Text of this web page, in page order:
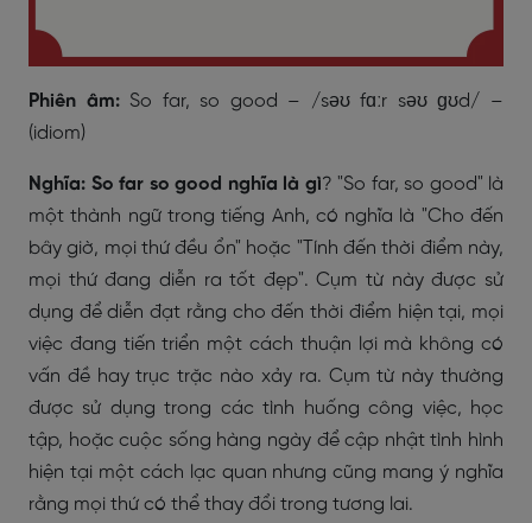
Phiên âm:So far, so good – /səʊ fɑːr səʊ ɡʊd/ –
(idiom)
Nghĩa: So far so good nghĩa là gì? "So far, so good" là
một thành ngữ trong tiếng Anh, có nghĩa là "Cho đến
bây giờ, mọi thứ đều ổn" hoặc "Tính đến thời điểm này,
mọi thứ đang diễn ra tốt đẹp". Cụm từ này được sử
dụng để diễn đạt rằng cho đến thời điểm hiện tại, mọi
việc đang tiến triển một cách thuận lợi mà không có
vấn đề hay trục trặc nào xảy ra. Cụm từ này thường
được sử dụng trong các tình huống công việc, học
tập, hoặc cuộc sống hàng ngày để cập nhật tình hình
hiện tại một cách lạc quan nhưng cũng mang ý nghĩa
rằng mọi thứ có thể thay đổi trong tương lai.